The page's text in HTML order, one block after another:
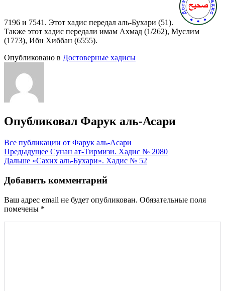
7196 и 7541. Этот хадис передал аль-Бухари (51).
Также этот хадис передали имам Ахмад (1/262), Муслим
(1773), Ибн Хиббан (6555).
Опубликовано в Достоверные хадисы
Опубликовал Фарук аль-Асари
Все публикации от Фарук аль-Асари
Навигация
по
записям
Предыдущее Сунан ат-Тирмизи. Хадис № 2080
Дальше «Сахих аль-Бухари». Хадис № 52
Добавить комментарий
Ваш адрес email не будет опубликован. Обязательные поля
помечены *